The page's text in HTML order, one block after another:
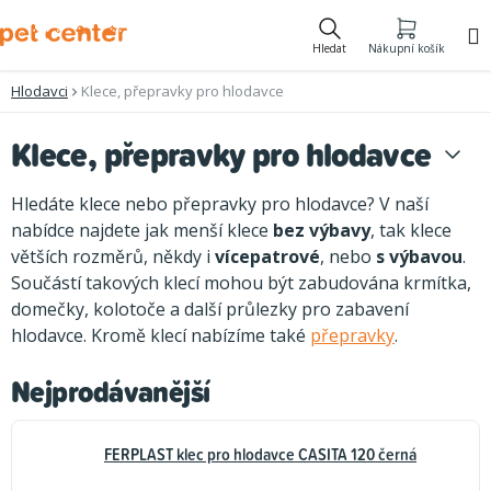
na
Hledat Nákupní košík
Hlodavci Klece, přepravky pro hlodavce
Klece, přepravky pro hlodavce
Hledáte klece nebo přepravky pro hlodavce? V naší
nabídce najdete jak menší klece bez výbavy, tak klece
větších rozměrů, někdy i vícepatrové, nebo s výbavou.
Součástí takových klecí mohou být zabudována krmítka,
domečky, kolotoče a další průlezky pro zabavení
hlodavce. Kromě klecí nabízíme také přepravky.
Nejprodávanější
FERPLAST klec pro hlodavce CASITA 120 černá